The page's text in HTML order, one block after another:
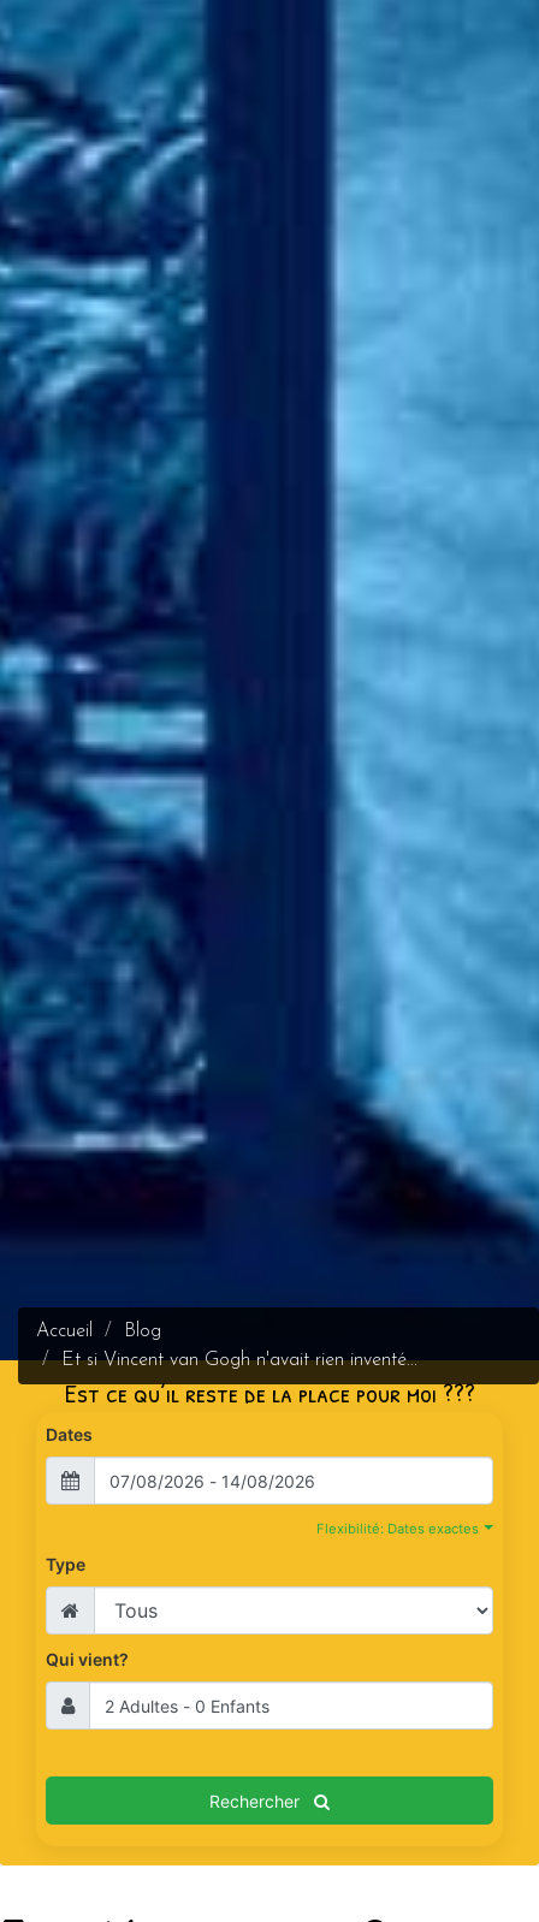
Accueil
Blog
Et si Vincent van Gogh n'avait rien inventé...
Est ce qu’il reste de la place pour moi ???
Dates
Flexibilité: Dates exactes
Type
Qui vient?
Rechercher